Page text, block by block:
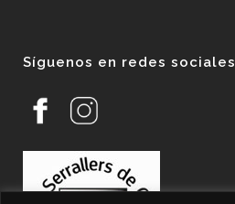
Síguenos en redes sociales